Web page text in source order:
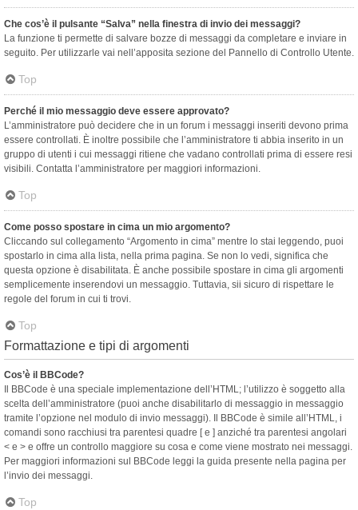
Che cos’è il pulsante “Salva” nella finestra di invio dei messaggi?
La funzione ti permette di salvare bozze di messaggi da completare e inviare in
seguito. Per utilizzarle vai nell’apposita sezione del Pannello di Controllo Utente.
Top
Perché il mio messaggio deve essere approvato?
L’amministratore può decidere che in un forum i messaggi inseriti devono prima
essere controllati. È inoltre possibile che l’amministratore ti abbia inserito in un
gruppo di utenti i cui messaggi ritiene che vadano controllati prima di essere resi
visibili. Contatta l’amministratore per maggiori informazioni.
Top
Come posso spostare in cima un mio argomento?
Cliccando sul collegamento “Argomento in cima” mentre lo stai leggendo, puoi
spostarlo in cima alla lista, nella prima pagina. Se non lo vedi, significa che
questa opzione è disabilitata. È anche possibile spostare in cima gli argomenti
semplicemente inserendovi un messaggio. Tuttavia, sii sicuro di rispettare le
regole del forum in cui ti trovi.
Top
Formattazione e tipi di argomenti
Cos’è il BBCode?
Il BBCode è una speciale implementazione dell’HTML; l’utilizzo è soggetto alla
scelta dell’amministratore (puoi anche disabilitarlo di messaggio in messaggio
tramite l’opzione nel modulo di invio messaggi). Il BBCode è simile all’HTML, i
comandi sono racchiusi tra parentesi quadre [ e ] anziché tra parentesi angolari
< e > e offre un controllo maggiore su cosa e come viene mostrato nei messaggi.
Per maggiori informazioni sul BBCode leggi la guida presente nella pagina per
l’invio dei messaggi.
Top